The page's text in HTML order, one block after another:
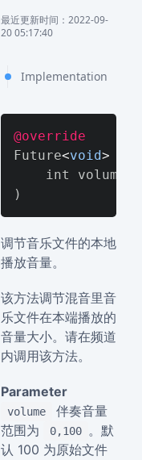
最近更新时间：2022-09-
20 05:17:40
Implementation
@override
Future<void>
)
调节音乐文件的本地
播放音量。
该方法调节混音里音
乐文件在本端播放的
音量大小。请在频道
内调用该方法。
Parameter
volume
伴奏音量
范围为
0,100 。默
认 100 为原始文件